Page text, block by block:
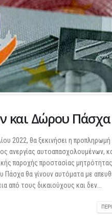
και Δώρου Πάσχα
2022, θα ξεκινήσει η προπληρωμή
ανεργίας αυτοαπασχολουμένων,
παροχής προστασίας
Πάσχα θα γίνουν αυτόματα με
από τους δικαιούχους και δεν...
της
Διερεύνηση
οδού Λ. Δημοκρατίας
16 Μαρτίου 2026
ΚΑΔ: Οδηγός της
αυτόματη
4 Μαρτίου 2026
Χειρότερες επιδόσεις